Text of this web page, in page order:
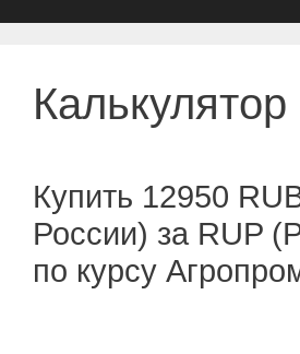
Купить 12950
России) за RUP
по курсу